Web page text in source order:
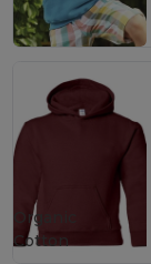
Organic
Cotton